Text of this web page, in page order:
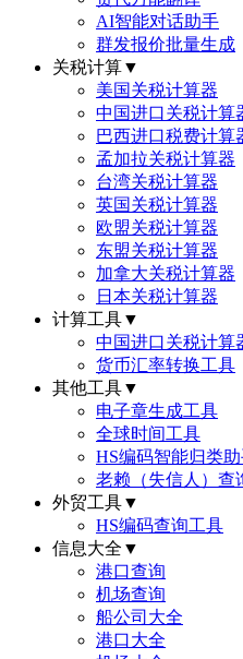
AI智能对话助手
群发报价批量生成
关税计算▼
美国关税计算器
中国进口关税计算
巴西进口税费计算
孟加拉关税计算器
台湾关税计算器
英国关税计算器
欧盟关税计算器
东盟关税计算器
加拿大关税计算器
日本关税计算器
计算工具▼
中国进口关税计算
货币汇率转换工具
其他工具▼
电子章生成工具
全球时间工具
HS编码智能归类
老赖（失信人）查
外贸工具▼
HS编码查询工具
信息大全 ▼
港口查询
机场查询
船公司大全
港口大全